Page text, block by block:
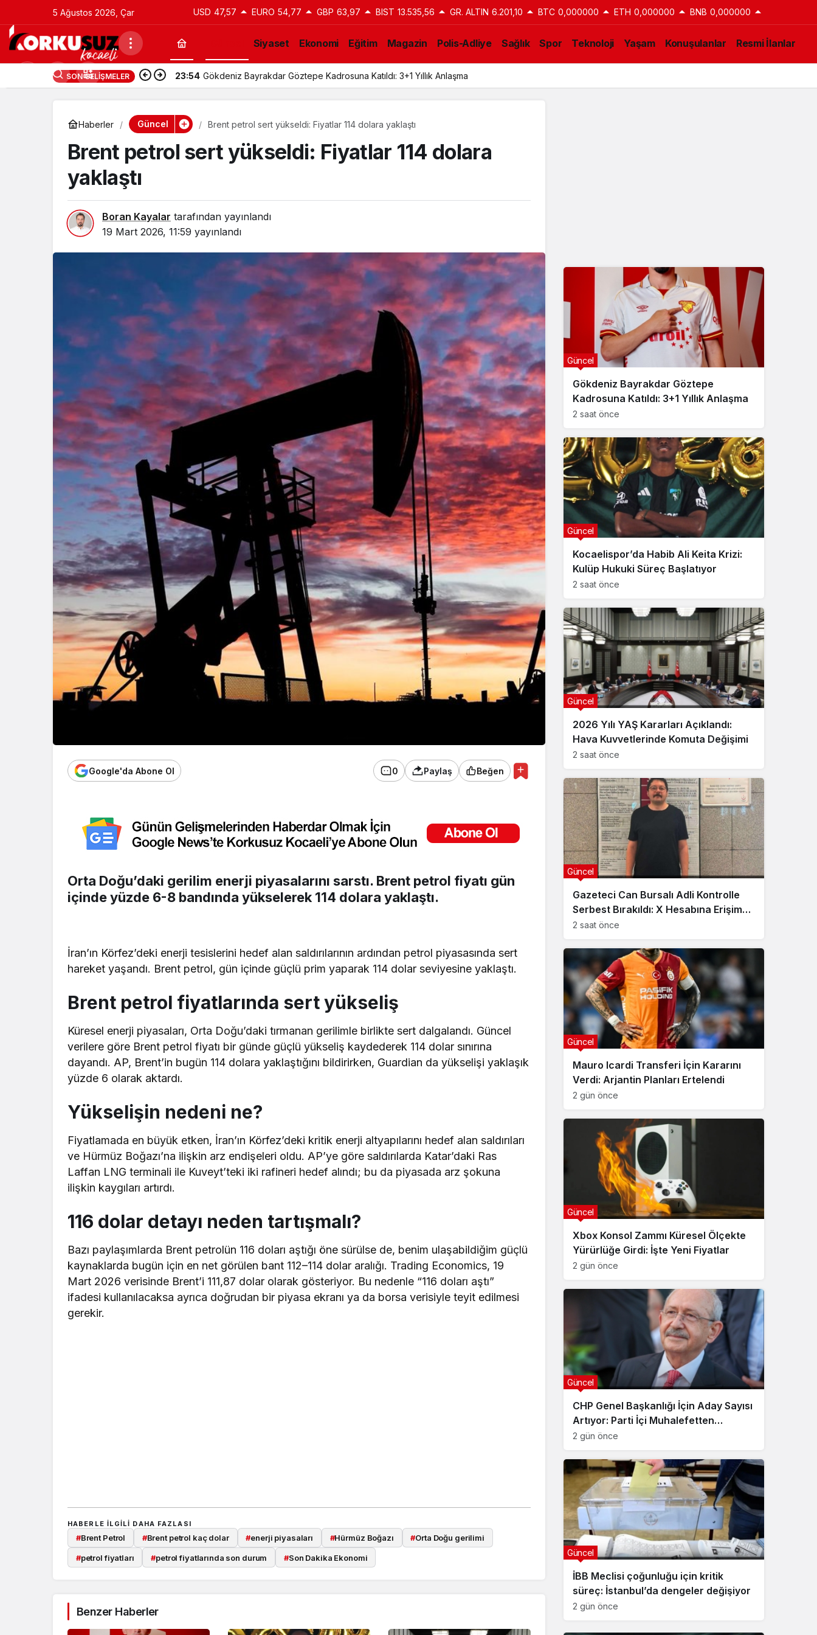
5 Ağustos 2026, Çar USD 47,57 EURO 54,77 GBP 63,97 BIST 13.535,56 GR. ALTIN 6.201,10 BTC 0,000000 ETH 0,000000 BNB 0,000000
Siyaset Ekonomi Eğitim Magazin Polis-Adliye Sağlık Spor Teknoloji Yaşam Konuşulanlar Resmi İlanlar
SON GELIŞMELER 23:54 Kocaelispor’da Habib Ali Keita Krizi: Kulüp Hukuki Süreç Başlatıyor
Haberler Güncel Brent petrol sert yükseldi: Fiyatlar 114 dolara yaklaştı
Brent petrol sert yükseldi: Fiyatlar 114 dolara
yaklaştı
Boran Kayalar tarafından yayınlandı
19 Mart 2026, 11:59 yayınlandı
Google'da Abone Ol 0 Paylaş Beğen
Orta Doğu’daki gerilim enerji piyasalarını sarstı. Brent petrol fiyatı gün
içinde yüzde 6-8 bandında yükselerek 114 dolara yaklaştı.
İran’ın Körfez’deki enerji tesislerini hedef alan saldırılarının ardından petrol piyasasında sert
hareket yaşandı. Brent petrol, gün içinde güçlü prim yaparak 114 dolar seviyesine yaklaştı.
Brent petrol fiyatlarında sert yükseliş
Küresel enerji piyasaları, Orta Doğu’daki tırmanan gerilimle birlikte sert dalgalandı. Güncel
verilere göre Brent petrol fiyatı bir günde güçlü yükseliş kaydederek 114 dolar sınırına
dayandı. AP, Brent’in bugün 114 dolara yaklaştığını bildirirken, Guardian da yükselişi yaklaşık
yüzde 6 olarak aktardı.
Yükselişin nedeni ne?
Fiyatlamada en büyük etken, İran’ın Körfez’deki kritik enerji altyapılarını hedef alan saldırıları
ve Hürmüz Boğazı’na ilişkin arz endişeleri oldu. AP’ye göre saldırılarda Katar’daki Ras
Laffan LNG terminali ile Kuveyt’teki iki rafineri hedef alındı; bu da piyasada arz şokuna
ilişkin kaygıları artırdı.
116 dolar detayı neden tartışmalı?
Bazı paylaşımlarda Brent petrolün 116 doları aştığı öne sürülse de, benim ulaşabildiğim güçlü
kaynaklarda bugün için en net görülen bant 112–114 dolar aralığı. Trading Economics, 19
Mart 2026 verisinde Brent’i 111,87 dolar olarak gösteriyor. Bu nedenle “116 doları aştı”
ifadesi kullanılacaksa ayrıca doğrudan bir piyasa ekranı ya da borsa verisiyle teyit edilmesi
gerekir.
HABERLE ILGILI DAHA FAZLASI
#Brent Petrol #Brent petrol kaç dolar #enerji piyasaları #Hürmüz Boğazı #Orta Doğu gerilimi
#petrol fiyatları #petrol fiyatlarında son durum #Son Dakika Ekonomi
Benzer Haberler
Gökdeniz Bayrakdar Göztepe
Kadrosuna Katıldı: 3+1 Yıllık Anlaşma
2 saat önce
Güncel
Kocaelispor’da Habib Ali Keita Krizi:
Kulüp Hukuki Süreç Başlatıyor
2 saat önce
Güncel
2026 Yılı YAŞ Kararları Açıklandı:
Hava Kuvvetlerinde Komuta Değişimi
2 saat önce
Güncel
Gazeteci Can Bursalı Adli Kontrolle
Serbest Bırakıldı: X Hesabına Erişim
Engeli Getirildi
2 saat önce
Güncel
Mauro Icardi Transferi İçin Kararını
Verdi: Arjantin Planları Ertelendi
2 gün önce
Güncel
Xbox Konsol Zammı Küresel Ölçekte
Yürürlüğe Girdi: İşte Yeni Fiyatlar
2 gün önce
Güncel
CHP Genel Başkanlığı İçin Aday Sayısı
Artıyor: Parti İçi Muhalefetten
Deklarasyon Hazırlığı
2 gün önce
Güncel
İBB Meclisi çoğunluğu için kritik
süreç: İstanbul’da dengeler değişiyor
2 gün önce
Güncel